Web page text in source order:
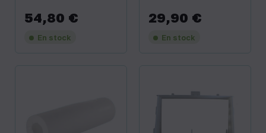
Prix
54,80 €
En stock
Prix
29,90 €
En stock